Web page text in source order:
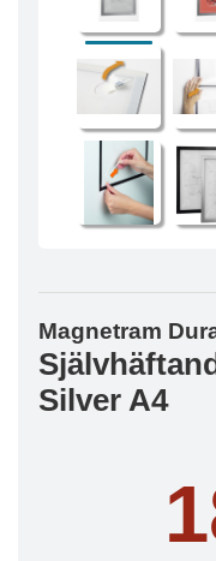
Magnetram
Silver A4